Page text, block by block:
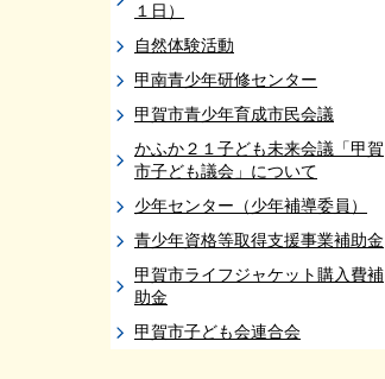
１日）
自然体験活動
甲南青少年研修センター
甲賀市青少年育成市民会議
かふか２１子ども未来会議「甲賀
市子ども議会」について
少年センター（少年補導委員）
青少年資格等取得支援事業補助金
甲賀市ライフジャケット購入費補
助金
甲賀市子ども会連合会